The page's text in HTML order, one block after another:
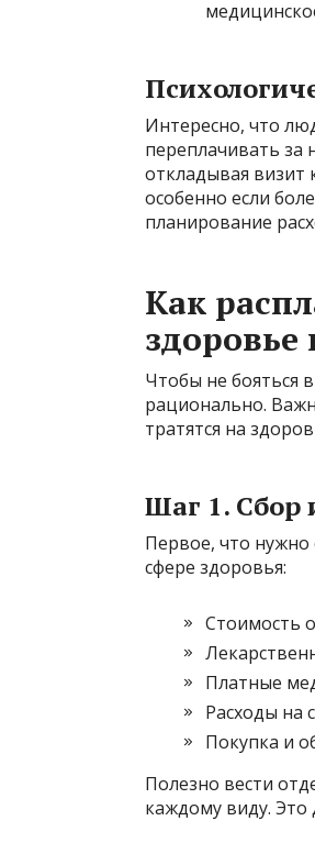
Интересно, что
переплачивать
откладывая визит
особенно если
планирование
Как
Чтобы не бояться
рационально.
тратятся на
Шаг 1. Сбор
Первое, что нужно
сфере здоровья:
Стоимость
Платные
Расходы на
Покупка и
Полезно вести
каждому виду. Это